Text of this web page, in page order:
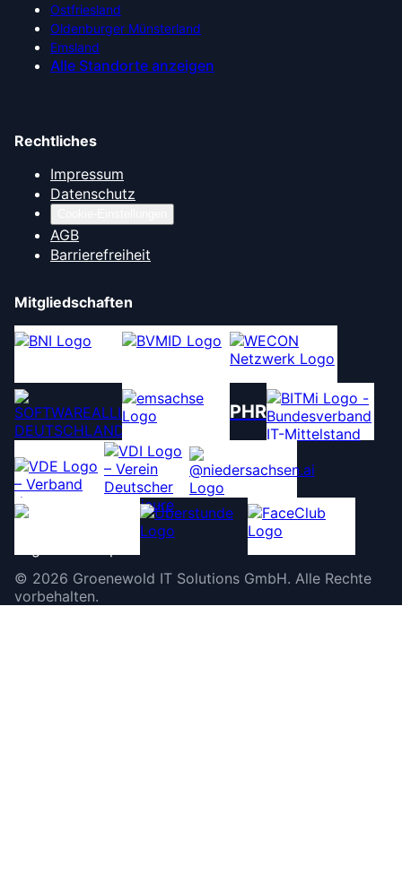
Ostfriesland
Oldenburger Münsterland
Emsland
Alle Standorte anzeigen
Rechtliches
Impressum
Datenschutz
AGB
Barrierefreiheit
Mitgliedschaften
PHR
© 2026 Groenewold IT Solutions GmbH. Alle Rechte
vorbehalten.